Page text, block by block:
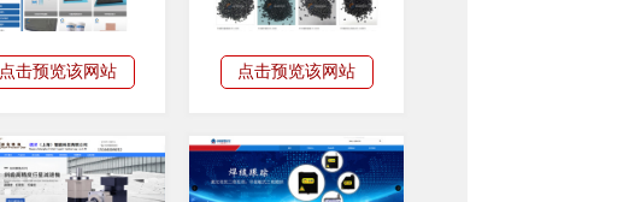
点击预览该网站 点击预览该网站